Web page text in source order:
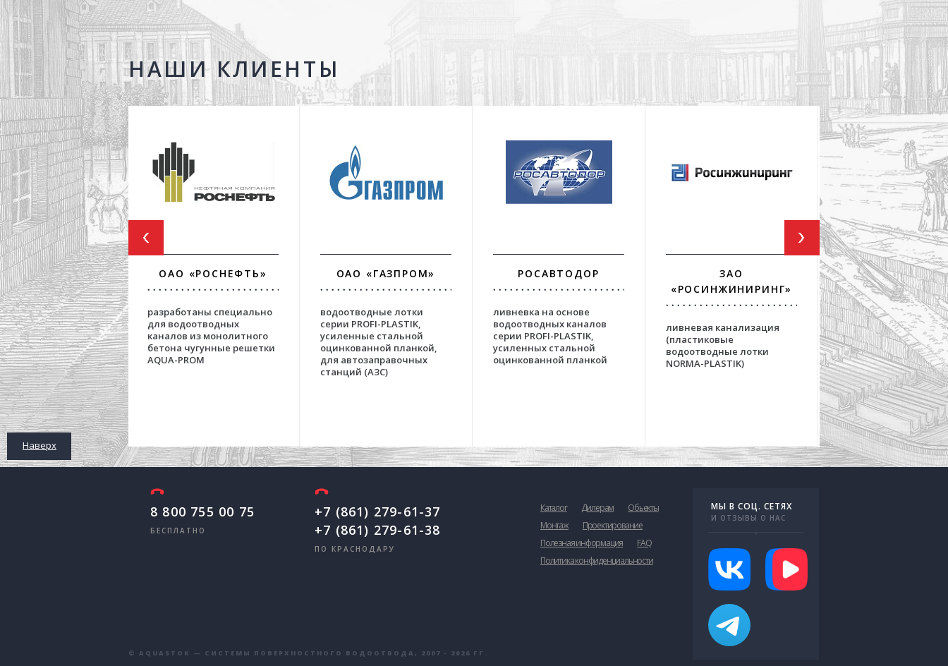
НАШИ КЛИЕНТЫ
ОАО «РОСНЕФТЬ»
разработаны специально
для водоотводных
каналов из монолитного
бетона чугунные решетки
AQUA-PROM
ОАО «ГАЗПРОМ»
водоотводные лотки
серии PROFI-PLASTIK,
усиленные стальной
оцинкованной планкой,
для автозаправочных
станций (АЗС)
РОСАВТОДОР
ливневка на основе
водоотводных каналов
серии PROFI-PLASTIK,
усиленных стальной
оцинкованной планкой
ЗАО
«РОСИНЖИНИРИНГ»
ливневая канализация
(пластиковые
водоотводные лотки
NORMA-PLASTIK)
ФГУП ГПИ И НИИ
решения для взлетно-
посадочных полос
аэродромов на основе
бетонных
лотков серии OPTIMA
Наверх
8 800 755 00 75
БЕСПЛАТНО
+7 (861) 279-61-37
+7 (861) 279-61-38
ПО КРАСНОДАРУ
Каталог Дилерам
Обьекты
Монтаж
Проектирование
Полезная информация
FAQ
Политика конфиденциальности
МЫ В СОЦ. СЕТЯХ
И ОТЗЫВЫ О НАС
© AQUASTOK — СИСТЕМЫ ПОВЕРХНОСТНОГО ВОДООТВОДА, 2007 - 2026 ГГ.